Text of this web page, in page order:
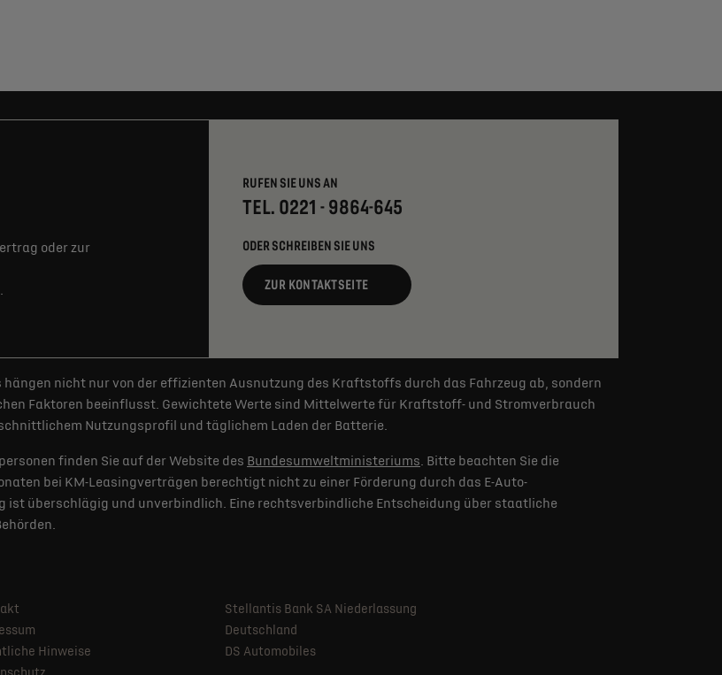
oder zur
RUFEN SIE UNS AN
TEL. 0221 - 9864-645
ODER SCHREIBEN SIE UNS
ZUR KONTAKTSEITE
hängen nicht nur von der effizienten Ausnutzung des Kraftstoffs durch das Fahrzeug ab, sondern
Faktoren beeinflusst. Gewichtete Werte sind Mittelwerte für Kraftstoff- und Stromverbrauch
Nutzungsprofil und täglichem Laden der Batterie.
finden Sie auf der Website des Bundesumweltministeriums. Bitte beachten Sie die
bei KM-Leasingverträgen berechtigt nicht zu einer Förderung durch das E-Auto-
ist überschlägig und unverbindlich. Eine rechtsverbindliche Entscheidung über staatliche
Hinweise
Stellantis Bank SA Niederlassung
Deutschland
DS Automobiles